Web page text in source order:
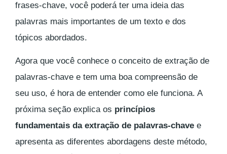
frases-chave, você poderá ter uma ideia das
palavras mais importantes de um texto e dos
tópicos abordados.
Agora que você conhece o conceito de extração de
palavras-chave e tem uma boa compreensão de
seu uso, é hora de entender como ele funciona. A
próxima seção explica os princípios
fundamentais da extração de palavras-chave e
apresenta as diferentes abordagens deste método,